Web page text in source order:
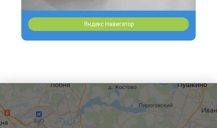
Яндекс Навигатор